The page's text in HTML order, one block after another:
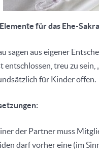
für das Ehe-
sagen aus eigener
entschlossen, treu zu sein,
für Kinder offen.
der Partner muss
darf vorher eine (im